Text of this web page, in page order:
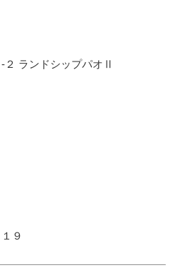
２ ランドシップパオⅡ
９